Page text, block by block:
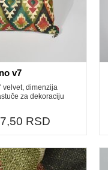
v7
velvet, dimenzija
za dekoraciju
RSD